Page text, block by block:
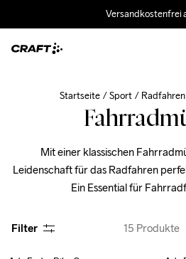
Versandkostenfrei
Startseite Sport Radfahren
Mit einer klassischen
Leidenschaft für das Radfahren
Ein Essential für
Filter 15 Produkte